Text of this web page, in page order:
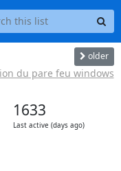
older
du pare feu windows
1633
Last active (days ago)